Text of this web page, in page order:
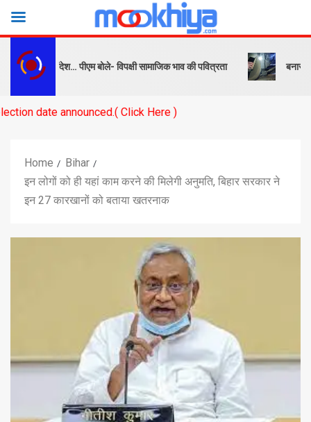
और संदेश… पीएम बोले- विपक्षी सामाजिक भाव की पवित्रता बनारस स्टेशन
Click Here )
Home
Bihar
इन लोगों को ही यहां काम करने की मिलेगी अनुमति, बिहार सरकार ने
इन 27 कारखानों को बताया खतरनाक